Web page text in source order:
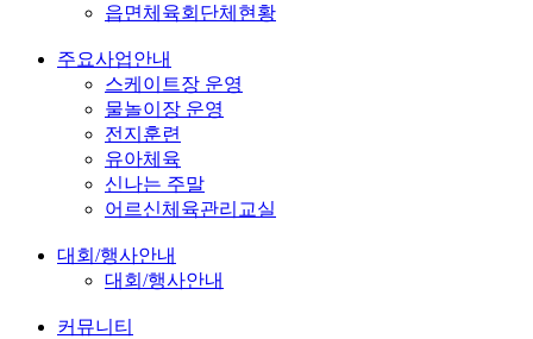
읍면체육회단체현황
주요사업안내
스케이트장 운영
물놀이장 운영
전지훈련
유아체육
신나는 주말
어르신체육관리교실
대회/행사안내
대회/행사안내
커뮤니티